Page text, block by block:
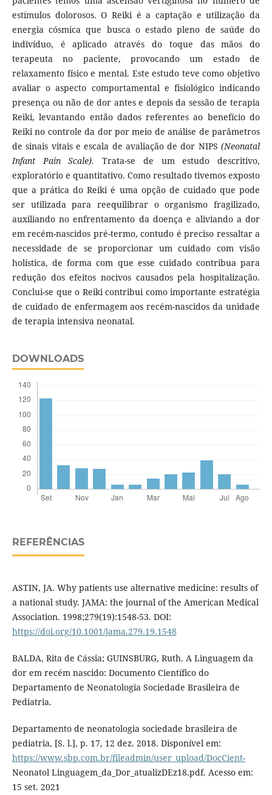
estímulos dolorosos. O Reiki é a captação e utilização da
energia cósmica que busca o estado pleno de saúde do
indivíduo, é aplicado através do toque das mãos do
terapeuta no paciente, provocando um estado de
relaxamento físico e mental. Este estudo teve como objetivo
avaliar o aspecto comportamental e fisiológico indicando
presença ou não de dor antes e depois da sessão de terapia
Reiki, levantando então dados referentes ao benefício do
Reiki no controle da dor por meio de análise de parâmetros
de sinais vitais e escala de avaliação de dor NIPS(Neonatal
Infant Pain Scale).Trata-se de um estudo descritivo,
exploratório e quantitativo. Como resultado tivemos exposto
que a prática do Reiki é uma opção de cuidado que pode
ser utilizada para reequilibrar o organismo fragilizado,
auxiliando no enfrentamento da doença e aliviando a dor
em recém-nascidos pré-termo, contudo é preciso ressaltar a
necessidade de se proporcionar um cuidado com visão
holística, de forma com que esse cuidado contribua para
redução dos efeitos nocivos causados pela hospitalização.
Conclui-se que o Reiki contribui como importante estratégia
de cuidado de enfermagem aos recém-nascidos da unidade
de terapia intensiva neonatal.
DOWNLOADS
REFERÊNCIAS
ASTIN, JA. Why patients use alternative medicine: results of
a national study. JAMA: the journal of the American Medical
Association. 1998;279(19):1548-53. DOI:
https://doi.org/10.1001/jama.279.19.1548
BALDA, Rita de Cássia; GUINSBURG, Ruth. A Linguagem da
dor em recém nascido: Documento Científico do
Departamento de Neonatologia Sociedade Brasileira de
Pediatria.
Departamento de neonatologia sociedade brasileira de
pediatria, [S. l.], p. 17, 12 dez. 2018. Disponível em:
https://www.sbp.com.br/fileadmin/user_upload/DocCient-
Neonatol Linguagem_da_Dor_atualizDEz18.pdf. Acesso em:
15 set. 2021